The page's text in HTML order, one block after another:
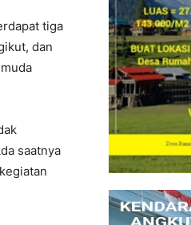
tiga
dan
saatnya